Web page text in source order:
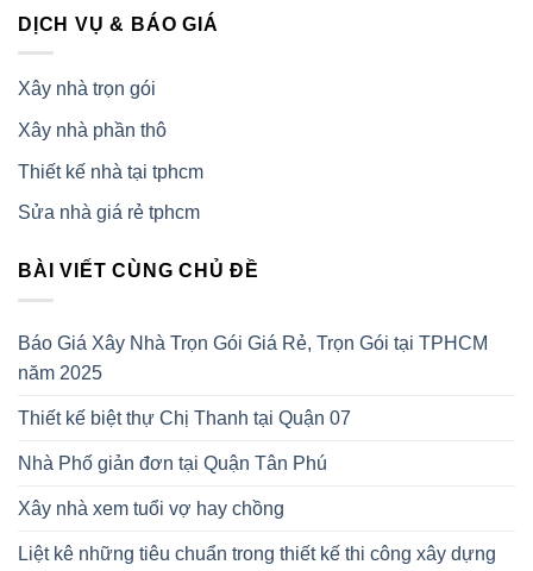
DỊCH VỤ & BÁO GIÁ
Xây nhà trọn gói
Xây nhà phần thô
Thiết kế nhà tại tphcm
Sửa nhà giá rẻ tphcm
BÀI VIẾT CÙNG CHỦ ĐỀ
Báo Giá Xây Nhà Trọn Gói Giá Rẻ, Trọn Gói tại TPHCM
năm 2025
Thiết kế biệt thự Chị Thanh tại Quận 07
Nhà Phố giản đơn tại Quận Tân Phú
Xây nhà xem tuổi vợ hay chồng
Liệt kê những tiêu chuẩn trong thiết kế thi công xây dựng